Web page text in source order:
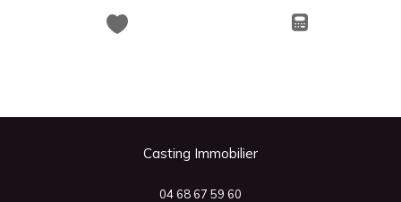
Casting Immobilier
04 68 67 59 60